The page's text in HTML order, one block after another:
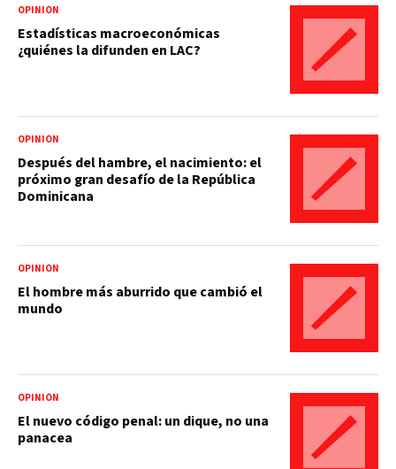
OPINIÓN
Estadísticas macroeconómicas
¿quiénes la difunden en LAC?
OPINIÓN
Después del hambre, el nacimiento: el
próximo gran desafío de la República
Dominicana
OPINIÓN
El hombre más aburrido que cambió el
mundo
OPINIÓN
El nuevo código penal: un dique, no una
panacea